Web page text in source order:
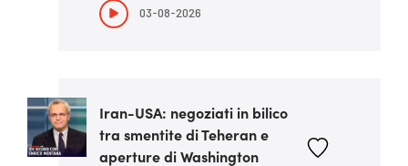
03-08-2026
Iran-USA: negoziati in bilico
tra smentite di Teheran e
aperture di Washington